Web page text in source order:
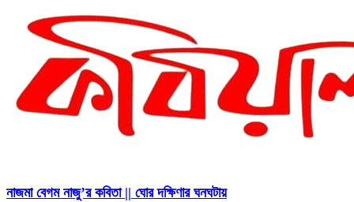
নাজমা বেগম নাজু’র কবিতা || ঘোর দক্ষিণার ঘনঘটায়